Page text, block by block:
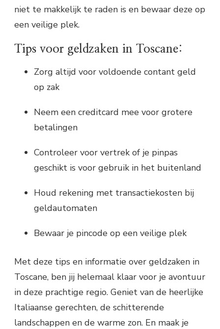
niet te makkelijk te raden is en bewaar deze op
een veilige plek.
Tips voor geldzaken in Toscane:
Zorg altijd voor voldoende contant geld
op zak
Neem een creditcard mee voor grotere
betalingen
Controleer voor vertrek of je pinpas
geschikt is voor gebruik in het buitenland
Houd rekening met transactiekosten bij
geldautomaten
Bewaar je pincode op een veilige plek
Met deze tips en informatie over geldzaken in
Toscane, ben jij helemaal klaar voor je avontuur
in deze prachtige regio. Geniet van de heerlijke
Italiaanse gerechten, de schitterende
landschappen en de warme zon. En maak je